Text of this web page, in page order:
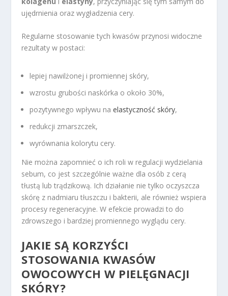
ujędrnienia oraz wygładzenia cery.
Regularne stosowanie tych kwasów przynosi widoczne
rezultaty w postaci:
lepiej nawilżonej i promiennej skóry,
wzrostu grubości naskórka o około 30%,
pozytywnego wpływu naelastyczność skóry,
redukcji zmarszczek,
wyrównania kolorytu cery.
Nie można zapomnieć o ich roli w regulacji wydzielania
sebum, co jest szczególnie ważne dla osób z cerą
tłustą lub trądzikową. Ich działanie nie tylko oczyszcza
skórę z nadmiaru tłuszczu i bakterii, ale również wspiera
procesy regeneracyjne. W efekcie prowadzi to do
zdrowszego i bardziej promiennego wyglądu cery.
JAKIE SĄ KORZYŚCI
STOSOWANIA KWASÓW
OWOCOWYCH W PIELĘGNACJI
SKÓRY?